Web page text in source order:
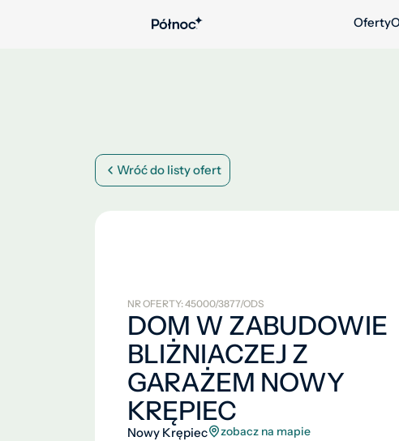
Oferty
Wróć do listy ofert
NR OFERTY: 45000/3877/ODS
DOM W ZABUDOWIE
BLIŻNIACZEJ Z
GARAŻEM NOWY
KRĘPIEC
Nowy Krępiec zobacz na mapie